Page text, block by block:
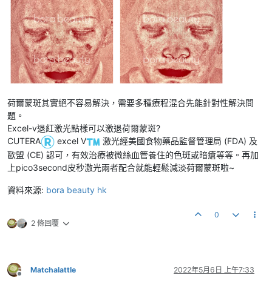
荷爾蒙斑其實絕不容易解決，需要多種療程混合先能針對性解決問
題。
Excel-v退紅激光點樣可以激退荷爾蒙斑?​
CUTERA
️ excel V
️ 激光經美國食物藥品監督管理局 (FDA) 及
歐盟 (CE) 認可，有效治療被微絲血管養住的色斑或暗瘡等等。再加
上pico3second皮秒激光兩者配合就能輕鬆減淡荷爾蒙斑啦~​
資料來源: bora beauty hk
2 條回覆
0
離線
Matchalattle 2022年5月6日 上午7:33